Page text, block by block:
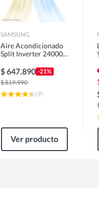
SAMSUNG
Aire Acondicionado
Split Inverter 24000
$647.890 -21%
$819.990
(9)
Ver producto